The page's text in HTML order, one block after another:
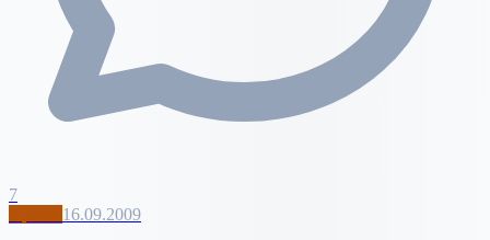
7
16.09.2009